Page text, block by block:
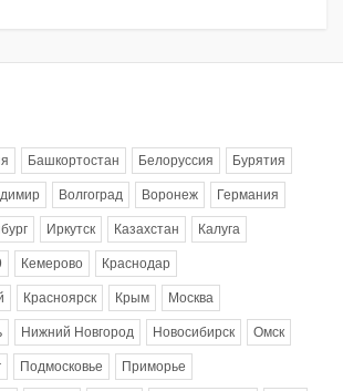
Башкортостан Белоруссия Бурятия
Волгоград Воронеж Германия
Иркутск Казахстан Калуга
Кемерово Краснодар
Красноярск Крым Москва
Нижний Новгород Новосибирск Омск
Подмосковье Приморье